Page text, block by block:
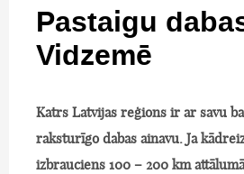
Pastaigu
Vidzemē
Katrs Latvijas reģions ir ar savu
raksturīgo dabas ainavu. Ja
izbrauciens 100 – 200 km